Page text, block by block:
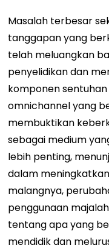
Masalah terbesar
tanggapan yang
telah meluangkan
penyelidikan dan
komponen
omnichannel yang
membuktikan
sebagai medium
lebih penting,
dalam
malangnya,
penggunaan
tentang apa yang
mendidik dan